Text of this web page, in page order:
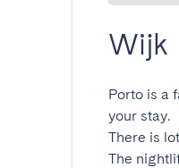
Wijk
Porto is a
your stay.
There is
The